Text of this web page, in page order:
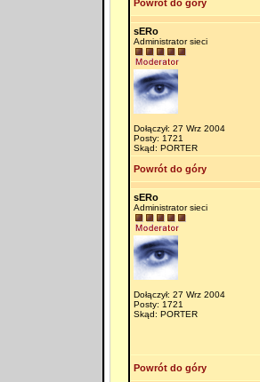
Powrót do góry
sERo
Administrator sieci
Dołączył: 27 Wrz 2004
Posty: 1721
Skąd: PORTER
Powrót do góry
sERo
Administrator sieci
Dołączył: 27 Wrz 2004
Posty: 1721
Skąd: PORTER
Powrót do góry